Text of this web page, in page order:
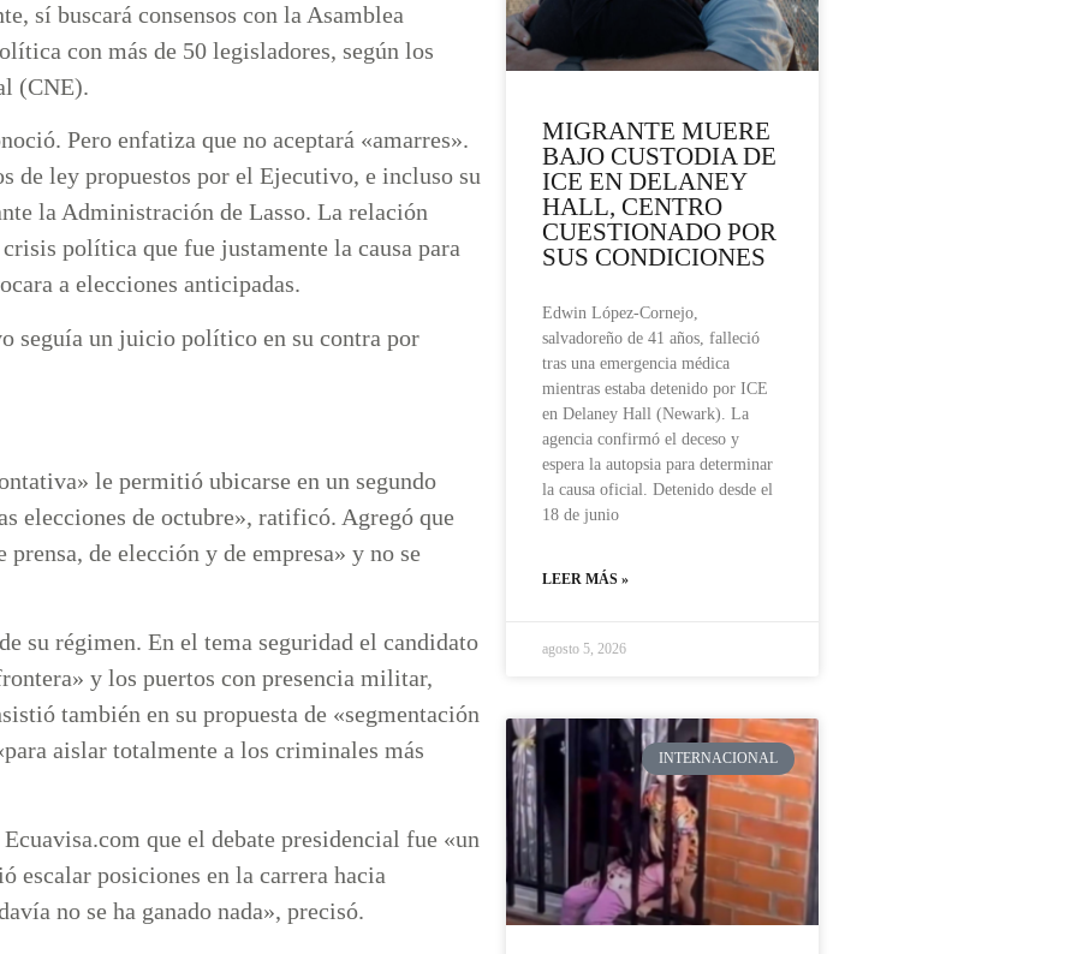
sí buscará consensos con la Asamblea
con más de 50 legisladores, según los
(CNE).
Pero enfatiza que no aceptará «amarres».
de ley propuestos por el Ejecutivo, e incluso su
la Administración de Lasso. La relación
política que fue justamente la causa para
a elecciones anticipadas.
seguía un juicio político en su contra por
le permitió ubicarse en un segundo
elecciones de octubre», ratificó. Agregó que
de elección y de empresa» y no se
su régimen. En el tema seguridad el candidato
y los puertos con presencia militar,
también en su propuesta de «segmentación
aislar totalmente a los criminales más
que el debate presidencial fue «un
escalar posiciones en la carrera hacia
no se ha ganado nada», precisó.
MIGRANTE MUERE
BAJO CUSTODIA DE
ICE EN DELANEY
HALL, CENTRO
CUESTIONADO POR
SUS CONDICIONES
Edwin López-Cornejo,
salvadoreño de 41 años, falleció
tras una emergencia médica
mientras estaba detenido por ICE
en Delaney Hall (Newark). La
agencia confirmó el deceso y
espera la autopsia para determinar
la causa oficial. Detenido desde el
18 de junio
LEER MÁS »
agosto 5, 2026
INTERNACIONAL